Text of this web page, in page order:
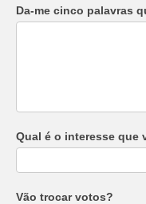
Da-me cinco palavras
Qual é o interesse que
Vão trocar votos?